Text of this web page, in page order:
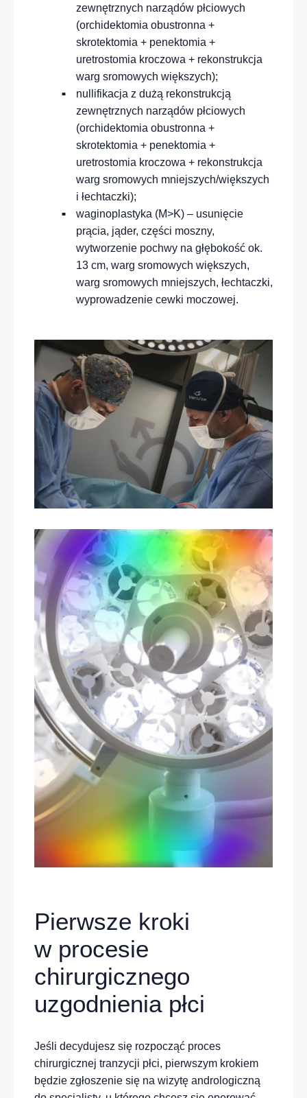
zewnętrznych narządów płciowych
(orchidektomia obustronna +
skrotektomia + penektomia +
uretrostomia kroczowa + rekonstrukcja
warg sromowych większych);
nullifikacja z dużą rekonstrukcją
zewnętrznych narządów płciowych
(orchidektomia obustronna +
skrotektomia + penektomia +
uretrostomia kroczowa + rekonstrukcja
warg sromowych mniejszych/większych
i łechtaczki);
waginoplastyka (M>K) – usunięcie
prącia, jąder, części moszny,
wytworzenie pochwy na głębokość ok.
13 cm, warg sromowych większych,
warg sromowych mniejszych, łechtaczki,
wyprowadzenie cewki moczowej.
Pierwsze kroki
w procesie
chirurgicznego
uzgodnienia płci
Jeśli decydujesz się rozpocząć proces
chirurgicznej tranzycji płci, pierwszym krokiem
będzie zgłoszenie się na wizytę andrologiczną